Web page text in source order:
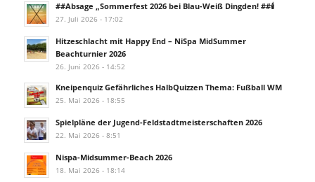
##Absage „Sommerfest 2026 bei Blau-Weiß Dingden! ##🕯️
27. Juli 2026 - 17:02
Hitzeschlacht mit Happy End – NiSpa MidSummer
Beachturnier 2026
26. Juni 2026 - 14:52
Kneipenquiz Gefährliches HalbQuizzen Thema: Fußball WM
25. Mai 2026 - 18:55
Spielpläne der Jugend-Feldstadtmeisterschaften 2026
22. Mai 2026 - 8:51
Nispa-Midsummer-Beach 2026
18. Mai 2026 - 18:14